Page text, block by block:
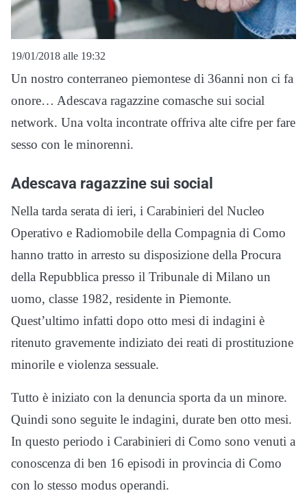
19/01/2018 alle 19:32
Un nostro conterraneo piemontese di 36anni non ci fa
onore… Adescava ragazzine comasche sui social
network. Una volta incontrate offriva alte cifre per fare
sesso con le minorenni.
Adescava ragazzine sui social
Nella tarda serata di ieri, i Carabinieri del Nucleo
Operativo e Radiomobile della Compagnia di Como
hanno tratto in arresto su disposizione della Procura
della Repubblica presso il Tribunale di Milano un
uomo, classe 1982, residente in Piemonte.
Quest’ultimo infatti dopo otto mesi di indagini è
ritenuto gravemente indiziato dei reati di prostituzione
minorile e violenza sessuale.
Tutto è iniziato con la denuncia sporta da un minore.
Quindi sono seguite le indagini, durate ben otto mesi.
In questo periodo i Carabinieri di Como sono venuti a
conoscenza di ben 16 episodi in provincia di Como
con lo stesso modus operandi.